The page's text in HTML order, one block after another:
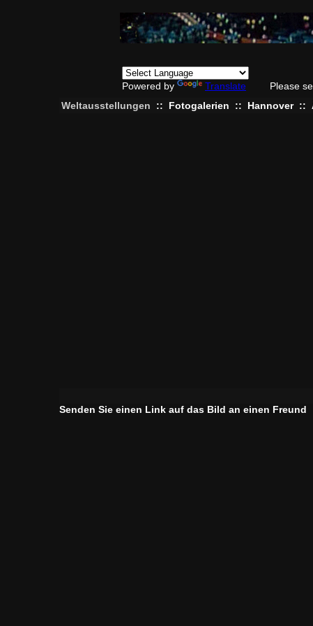
Powered by Translate Please
Weltausstellungen :: Fotogalerien :: Hannover ::
Senden Sie einen Link auf das Bild an einen Freund